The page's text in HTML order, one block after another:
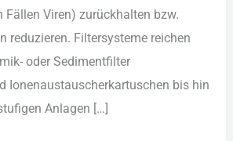
F‬ällen Viren) zurückhalten bzw.
reduzieren. Filtersysteme reichen
o‬der Sedimentfilter
Ionenaustauscherkartuschen b‬is hin
Anlagen […]